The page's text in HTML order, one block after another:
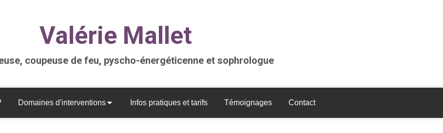
Valérie Mallet
coupeuse de feu, pyscho-énergéticenne et sophrologue
Domaines d'interventions Infos pratiques et tarifs Témoignages Contact